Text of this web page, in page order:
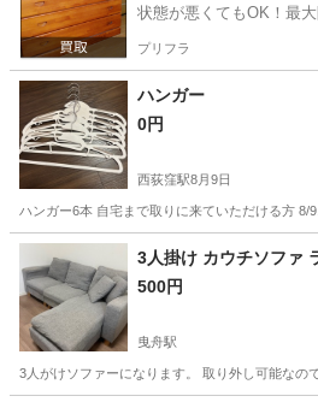
状態が悪くてもOK！最
プリフラ
ハンガー
0円
西荻窪駅8月9日
ハンガー6本 自宅まで取りに来ていただける方 8/
東京 杉並区 西荻窪駅 家具
3人掛け カウチソファ
500円
曳舟駅
3人がけソファーになります。 取り外し可能な